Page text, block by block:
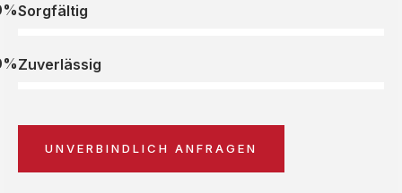
Sorgfältig
Zuverlässig
UNVERBINDLICH ANFRAGEN